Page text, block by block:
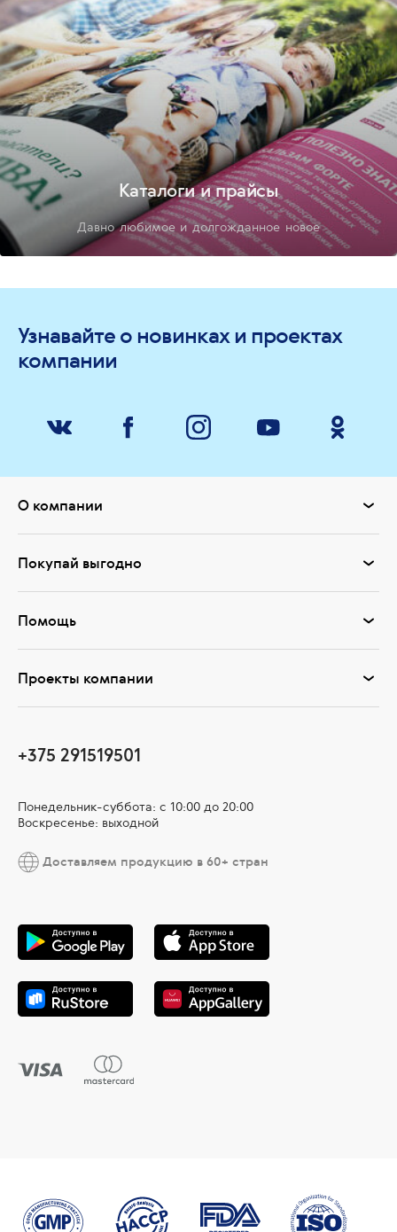
Каталоги и прайсы
Давно любимое и долгожданное новое
Узнавайте о новинках и проектах
компании
О компании
Покупай выгодно
Помощь
Проекты компании
+375 291519501
Понедельник-суббота: с 10:00 до 20:00
Воскресенье: выходной
Доставляем продукцию в 60+ стран